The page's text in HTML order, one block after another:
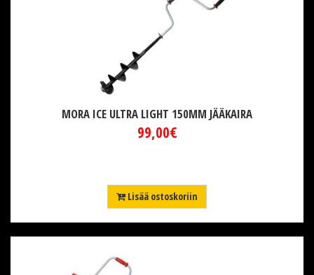
MORA ICE ULTRA LIGHT 150MM JÄÄKAIRA
99,00€
Lisää ostoskoriin